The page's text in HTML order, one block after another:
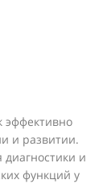
эффективно
и развитии.
и
функций у